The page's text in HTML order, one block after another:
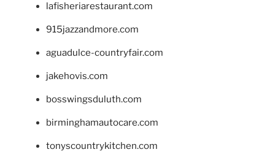
lafisheriarestaurant.com
915jazzandmore.com
aguadulce-countryfair.com
jakehovis.com
bosswingsduluth.com
birminghamautocare.com
tonyscountrykitchen.com